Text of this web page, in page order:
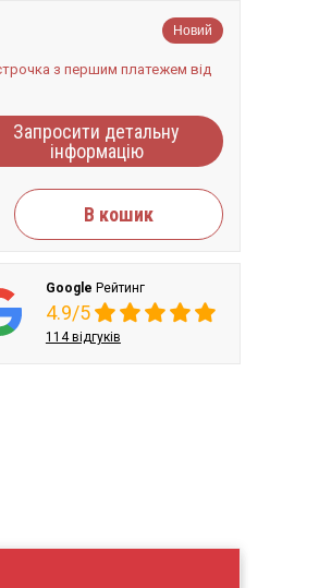
Новий
з першим платежем від
Запросити детальну
інформацію
В кошик
Google Рейтинг
4.9/5
114 відгуків